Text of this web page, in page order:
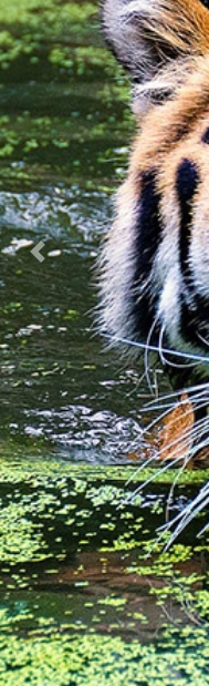
Previous